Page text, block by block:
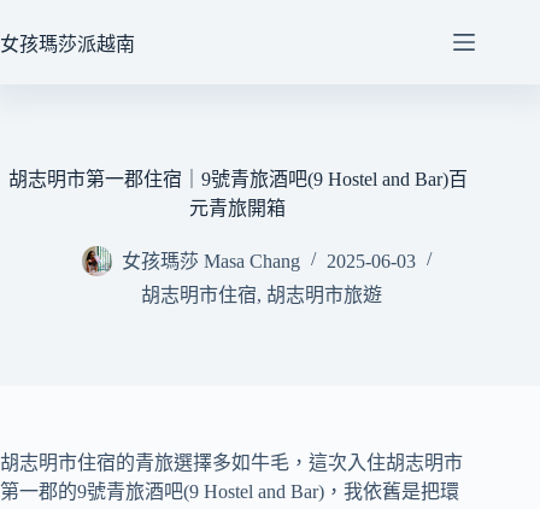
至
女孩瑪莎派越南
胡志明市第一郡住宿｜9號青旅酒吧(9 Hostel and Bar)百
元青旅開箱
女孩瑪莎 Masa Chang
2025-06-03
胡志明市住宿, 胡志明市旅遊
胡志明市住宿的青旅選擇多如牛毛，這次入住胡志明市
第一郡的9號青旅酒吧(9 Hostel and Bar)，我依舊是把環